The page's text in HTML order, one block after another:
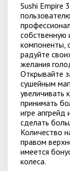
Sushi Empire
собственную
компоненты,
радуйте
желания
Открывайте
сушейным
увеличивать
принимать
игре
сделать
Количество
правом
имеется
колеса.